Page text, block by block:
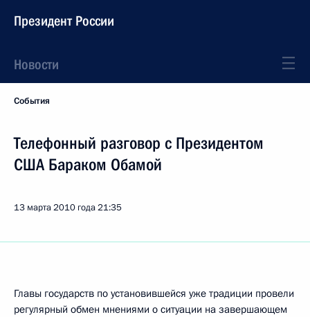
Президент России
Новости
События
Телефонный разговор с Президентом
США Бараком Обамой
13 марта 2010 года21:35
Главы государств по установившейся уже традиции провели
регулярный обмен мнениями о ситуации на завершающем